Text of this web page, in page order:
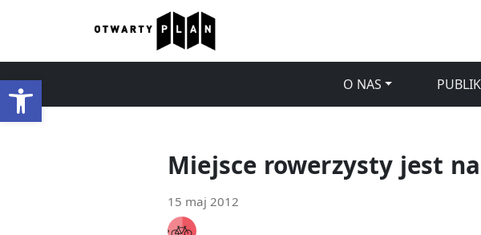
Otwórz pasek narzędzi O NAS
Miejsce rowerzysty jest
15 maj 2012